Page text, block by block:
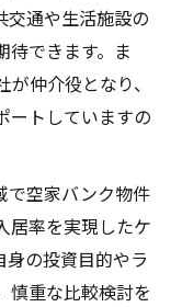
交通や生活施設の
待できます。ま
仲介役となり、
ートしていますの
で空家バンク物件
居率を実現したケ
の投資目的やラ
慎重な比較検討を